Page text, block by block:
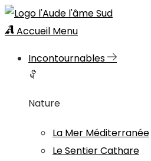
Accueil Menu
Incontournables
Nature
La Mer Méditerranée
Le Sentier Cathare